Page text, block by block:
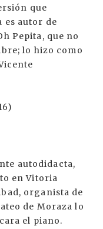
que
es autor de
Pepita, que no
lo hizo como
autodidacta,
en Vitoria
organista de
de Moraza lo
el piano.